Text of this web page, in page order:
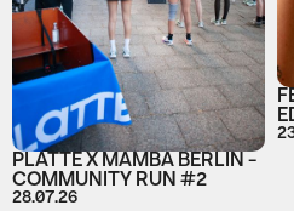
PLATTE X MAMBA BERLIN -
COMMUNITY RUN #2
28.07.26